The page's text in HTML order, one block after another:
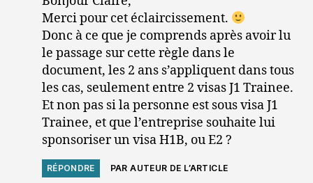
Merci pour cet éclaircissement.
Donc à ce que je comprends après avoir lu
le passage sur cette règle dans le
document, les 2 ans s’appliquent dans tous
les cas, seulement entre 2 visas J1 Trainee.
Et non pas si la personne est sous visa J1
Trainee, et que l’entreprise souhaite lui
sponsoriser un visa H1B, ou E2 ?
RÉPONDRE PAR AUTEUR DE L’ARTICLE